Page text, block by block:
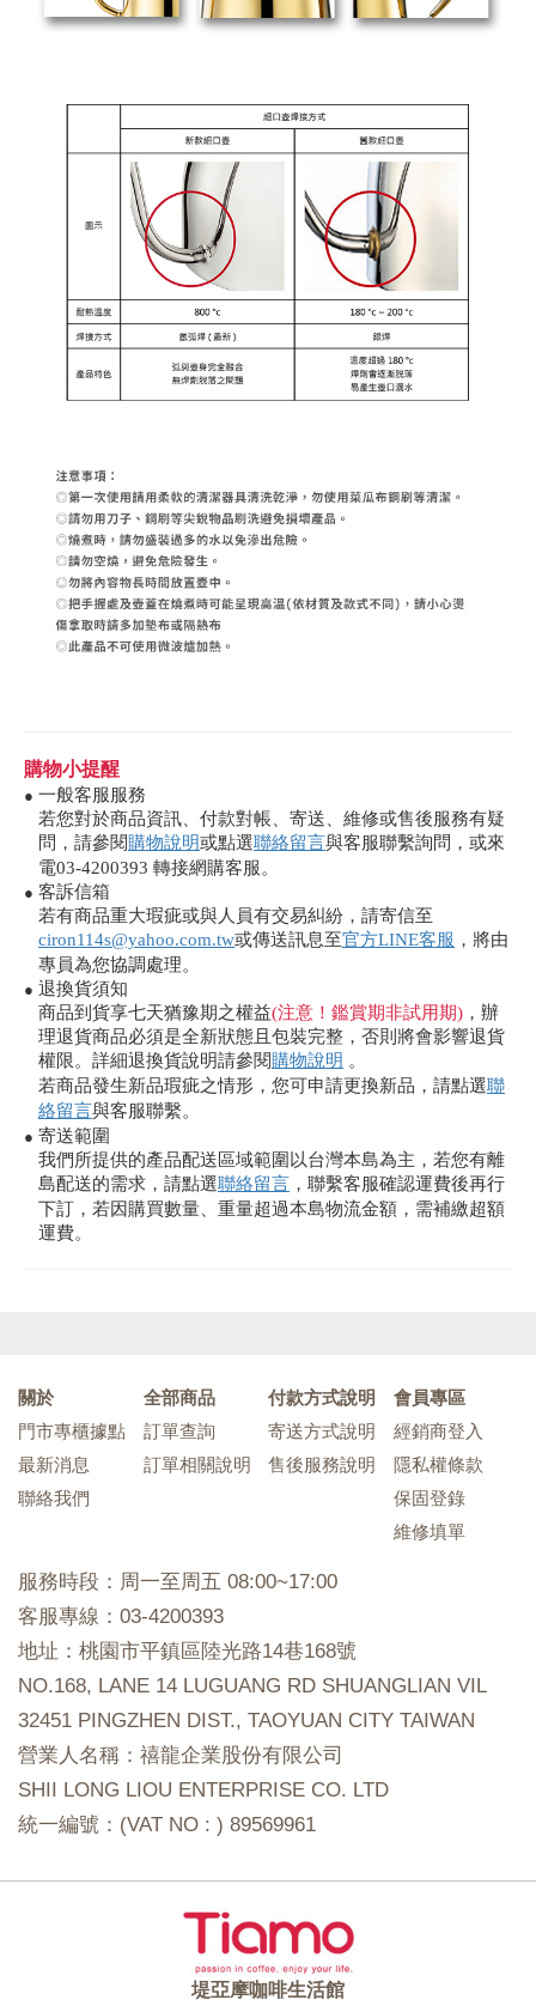
購物小提醒
● 一般客服服務
若您對於商品資訊、付款對帳、寄送、維修或售後服務有疑
問，請參閱購物說明或點選聯絡留言與客服聯繫詢問，或來
電03-4200393 轉接網購客服。
● 客訴信箱
若有商品重大瑕疵或與人員有交易糾紛，請寄信至
ciron114s@yahoo.com.tw或傳送訊息至官方LINE客服 ，將由
專員為您協調處理。
● 退換貨須知
商品到貨享七天猶豫期之權益(注意！鑑賞期非試用期) ，辦
理退貨商品必須是全新狀態且包裝完整，否則將會影響退貨
權限。詳細退換貨說明請參閱購物說明 。
若商品發生新品瑕疵之情形，您可申請更換新品，請點選聯
絡留言與客服聯繫。
● 寄送範圍
我們所提供的產品配送區域範圍以台灣本島為主，若您有離
島配送的需求，請點選聯絡留言 ，聯繫客服確認運費後再行
下訂，若因購買數量、重量超過本島物流金額，需補繳超額
運費。
關於
門市專櫃據點
最新消息
聯絡我們
全部商品
訂單查詢
訂單相關說明
付款方式說明
寄送方式說明
售後服務說明
會員專區
經銷商登入
隱私權條款
保固登錄
維修填單
服務時段：周一至周五 08:00~17:00
客服專線：03-4200393
地址：桃園市平鎮區陸光路14巷168號
NO.168, LANE 14 LUGUANG RD SHUANGLIAN VIL
32451 PINGZHEN DIST., TAOYUAN CITY TAIWAN
營業人名稱：禧龍企業股份有限公司
SHII LONG LIOU ENTERPRISE CO. LTD
統一編號：(VAT NO : ) 89569961
堤亞摩咖啡生活館